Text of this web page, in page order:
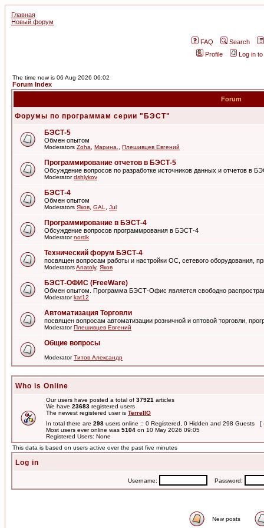
Главная
Новый форум
FAQ
Search
Profile
Log in
The time now is 06 Aug 2026 06:02
Forum Index
Forum
Форумы по программам серии "БЭСТ"
БЭСТ-5
Обмен опытом
Moderators Zoha Марина. Плешивцев Евгений
Программирование отчетов в БЭСТ-5
Обсуждение вопросов по разработке источников данных и отчетов в
Moderatordshlykov
БЭСТ-4
Обмен опытом
Moderators Яков GAL Jul
Программирование в БЭСТ-4
Обсуждение вопросов программрования в БЭСТ-4
Moderatornordk
Технический форум БЭСТ-4
посвящен вопросам работы и настройки ОС, сетевого оборудования,
ModeratorsAnatoly, Яков
БЭСТ-ОФИС (FreeWare)
Обмен опытом. Программа БЭСТ-Офис является свободно
Moderatorkat12
Автоматизация Торговли
посвящен вопросам автоматизации розничной и оптовой торговли,
ModeratorПлешивцев Евгений
Общие вопросы
ModeratorТитов Александр
Who is Online
Our users have posted a total of 37921 articles
We have 23683 registered users
The newest registered user is TerrellO
In total there are 298 users online :: 0 Registered, 0 Hidden and 298 Guests [
Most users ever online was 5104 on 10 May 2026 09:05
Registered Users: None
This data is based on users active over the past five minutes
Log in
Username: Password:
New posts